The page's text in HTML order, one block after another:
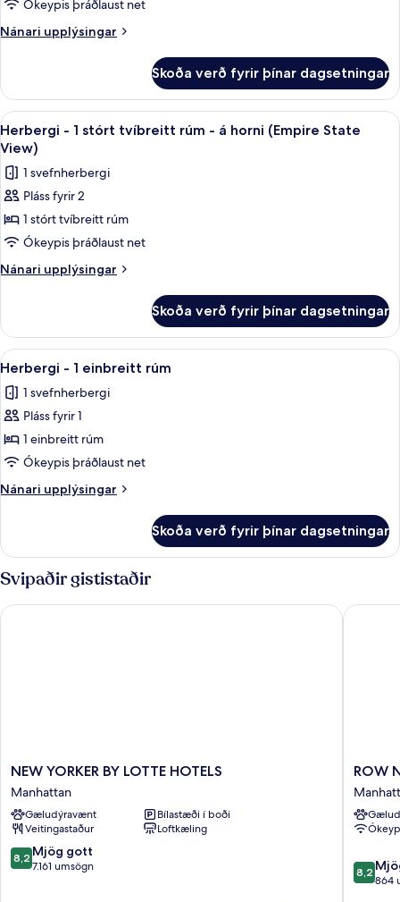
1
stórt
-
á
horni
(Windows
on
2
Sides)
Ókeypis þráðlaust net
Nánari upplýsingar
Nánari
-
stórt
tvíbreitt
á
(Windows
on
Sides)
Skoða verð fyrir þínar dagsetningar
Skoða
allar
myndir
fyrir
Herbergi
-
1
stórt
-
á
horni
(Empire
State
View)
Rúmföt úr egypskri bómull, rúmföt
6
Herbergi - 1 stórt tvíbreitt rúm - á horni (Empire State
View)
1 svefnherbergi
Pláss fyrir 2
1 stórt tvíbreitt rúm
Ókeypis þráðlaust net
Nánari upplýsingar
Nánari
-
stórt
tvíbreitt
rúm
horni
(Empire
View)
Skoða verð fyrir þínar dagsetningar
Skoða
allar
myndir
fyrir
Herbergi
-
1
einbreitt
Herbergi - 1 einbreitt rúm | Rúmföt
4
Herbergi - 1 einbreitt rúm
1 svefnherbergi
Pláss fyrir 1
1 einbreitt rúm
Ókeypis þráðlaust net
Nánari upplýsingar
Nánari
-
einbreitt
Skoða verð fyrir þínar dagsetningar
Svipaðir gististaðir
NEW
YORKER
BY
LOTTE
HOTELS
Manhattan
NEW YORKER BY LOTTE HOTELS
Manhattan
Gæludýravænt
Bílastæði í boði
Veitingastaður
Loftkæling
8.2
af
8,2 Mjög gott
7.161 umsögn
NEW YORKER BY LOTTE HOTELS
ROW
NYC
ROW
8.2
af
8,2
864
ROW